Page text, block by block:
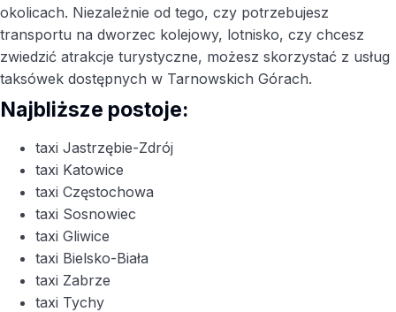
okolicach. Niezależnie od tego, czy potrzebujesz
transportu na dworzec kolejowy, lotnisko, czy chcesz
zwiedzić atrakcje turystyczne, możesz skorzystać z usług
taksówek dostępnych w Tarnowskich Górach.
Najbliższe postoje:
taxi Jastrzębie-Zdrój
taxi Katowice
taxi Częstochowa
taxi Sosnowiec
taxi Gliwice
taxi Bielsko-Biała
taxi Zabrze
taxi Tychy